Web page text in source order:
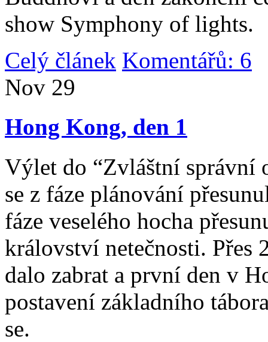
show Symphony of lights.
Celý článek Komentářů: 6
Nov 29
Hong Kong, den 1
Výlet do “Zvláštní správní
se z fáze plánování
fáze veselého hocha
království netečnosti. Přes
dalo zabrat a první den v
postavení základního
se.